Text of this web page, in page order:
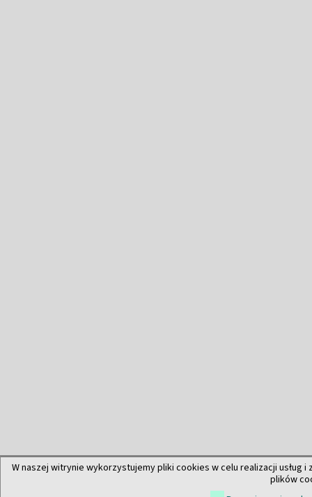
W naszej witrynie wykorzystujemy pliki cookies w celu realizacji usług i
plików